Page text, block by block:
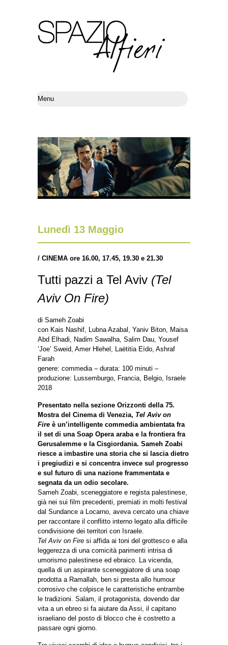
Lunedì 13 Maggio
/ CINEMA ore 16.00, 17.45, 19.30 e 21.30
Tutti pazzi a Tel Aviv (Tel
Aviv On Fire)
di Sameh Zoabi
con Kais Nashif, Lubna Azabal, Yaniv Biton, Maisa
Abd Elhadi, Nadim Sawalha, Salim Dau, Yousef
‘Joe’ Sweid, Amer Hlehel, Laëtitia Eïdo, Ashraf
Farah
genere: commedia – durata: 100 minuti –
produzione: Lussemburgo, Francia, Belgio, Israele
2018
Presentato nella sezione Orizzonti della 75.
Mostra del Cinema di Venezia, Tel Aviv on
Fire è un’intelligente commedia ambientata fra
il set di una Soap Opera araba e la frontiera fra
Gerusalemme e la Cisgiordania. Sameh Zoabi
riesce a imbastire una storia che si lascia dietro
i pregiudizi e si concentra invece sul progresso
e sul futuro di una nazione frammentata e
segnata da un odio secolare.
Sameh Zoabi, sceneggiatore e regista palestinese,
già nei sui film precedenti, premiati in molti festival
dal Sundance a Locarno, aveva cercato una chiave
per raccontare il conflitto interno legato alla difficile
condivisione dei territori con Israele.
Tel Aviv on Fire si affida ai toni del grottesco e alla
leggerezza di una comicità parimenti intrisa di
umorismo palestinese ed ebraico. La vicenda,
quella di un aspirante sceneggiatore di una soap
prodotta a Ramallah, ben si presta allo humour
corrosivo che colpisce le caratteristiche entrambe
le tradizioni. Salam, il protagonista, dovendo dar
vita a un ebreo si fa aiutare da Assi, il capitano
israeliano del posto di blocco che è costretto a
passare ogni giorno.